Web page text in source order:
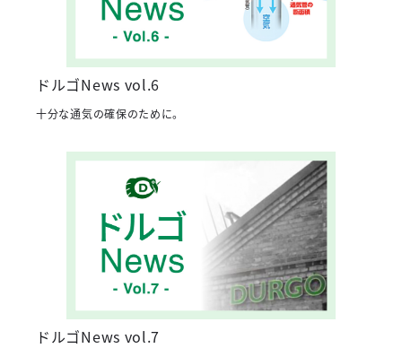
ドルゴNews vol.6
十分な通気の確保のために。
ドルゴNews vol.7